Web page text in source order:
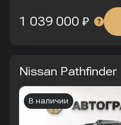
1 039 000 ₽
Nissan Pathfinder
В наличии